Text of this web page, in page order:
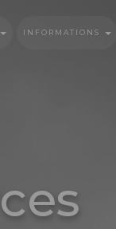
INFORMATIONS